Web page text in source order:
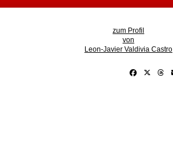
zum Profil
von
Leon-Javier Valdivia Castro